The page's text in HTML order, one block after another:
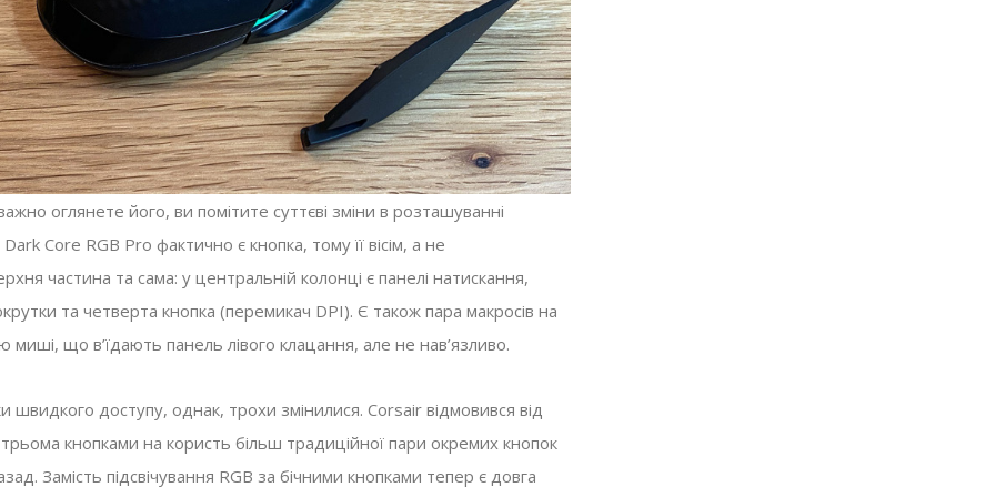
оглянете його, ви помітите суттєві зміни в розташуванні
Core RGB Pro фактично є кнопка, тому її вісім, а не
частина та сама: у центральній колонці є панелі натискання,
та четверта кнопка (перемикач DPI). Є також пара макросів на
миші, що в’їдають панель лівого клацання, але не нав’язливо.
швидкого доступу, однак, трохи змінилися. Corsair відмовився від
кнопками на користь більш традиційної пари окремих кнопок
Замість підсвічування RGB за бічними кнопками тепер є довга